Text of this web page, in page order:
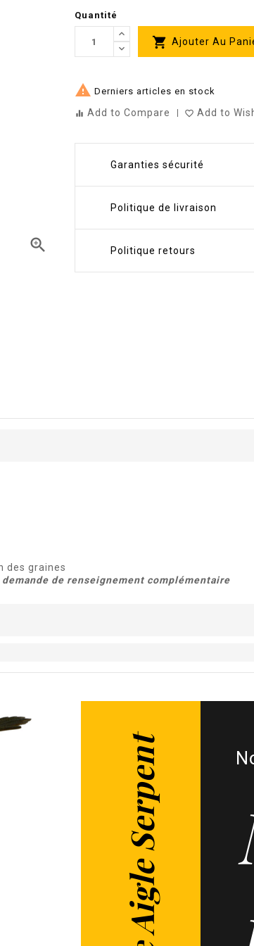

Quantité
 Ajouter Au
 Derniers articles en stock
equalizer Add to Compare favorite_border Add to
Garanties sécurité
Politique de livraison
Politique retours
des graines
de renseignement complémentaire